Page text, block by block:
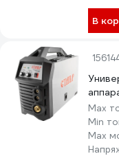
В
Max
Min
Max